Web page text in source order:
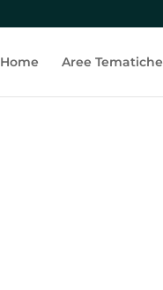
Home Aree Tematiche